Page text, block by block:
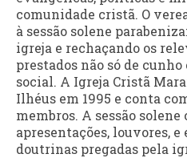
comunidade cristã. O
à sessão solene
igreja e rechaçando os
prestados não só de
social. A Igreja Cristã
Ilhéus em 1995 e conta
membros. A sessão solene
apresentações, louvores,
doutrinas pregadas pela